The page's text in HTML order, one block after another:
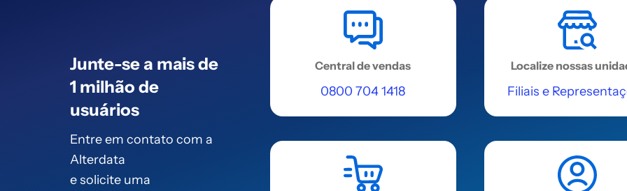
Junte-se a mais de
1 milhão de
usuários
Entre em contato com a
Alterdata
e solicite uma
Central de vendas
0800 704 1418
Localize nossas
Filiais e